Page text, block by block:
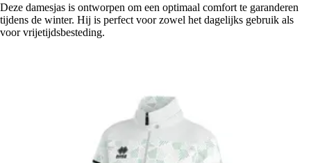
Deze damesjas is ontworpen om een optimaal comfort te garanderen
tijdens de winter. Hij is perfect voor zowel het dagelijks gebruik als
voor vrijetijdsbesteding.